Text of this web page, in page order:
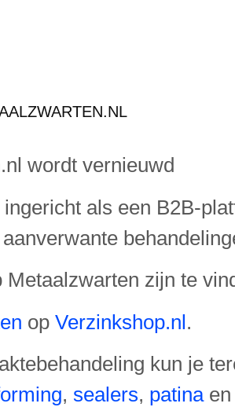
wordt vernieuwd
als een B2B-
zijn te
op Verzinkshop.nl.
kun je
, sealers, patinaen